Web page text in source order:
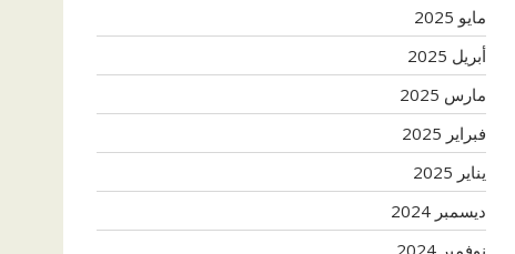
مايو 2025
أبريل 2025
مارس 2025
فبراير 2025
يناير 2025
ديسمبر 2024
نوفمبر 2024